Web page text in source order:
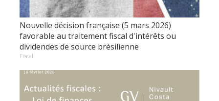
Nouvelle décision française (5 mars 2026)
favorable au traitement fiscal d'intérêts ou
dividendes de source brésilienne
Fiscal